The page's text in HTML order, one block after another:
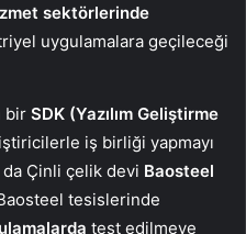
sektörlerinde
uygulamalara geçileceği
bir SDK (Yazılım Geliştirme
iş birliği yapmayı
da Çinli çelik devi Baosteel
tesislerinde
test edilmeye